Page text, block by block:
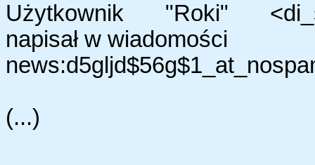
Użytkownik "Roki"
napisał w wiadomości
(...)